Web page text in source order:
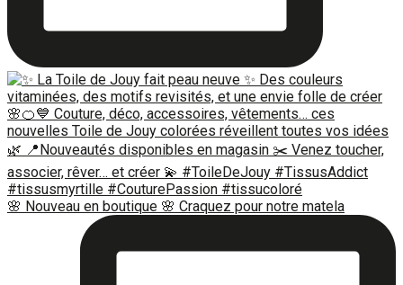
🌸 Nouveau en boutique 🌸 Craquez pour notre matela